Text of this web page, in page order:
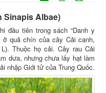
Sinapis Albae)
đầu tiên trong sách “Danh y
quả chín của cây Cải canh,
Thuộc họ cải. Cây rau Cải
dưa, nhưng chưa lấy hạt làm
nhập Giới tử của Trung Quốc.